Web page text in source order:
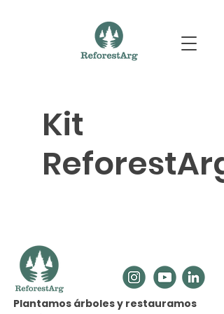
Kit
ReforestArg
Plantamos árboles y restauramos